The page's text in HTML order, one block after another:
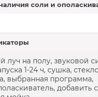
соли и
луч на полу, звуковой
1-24 ч, сушка,
выбранная программа,
добавить